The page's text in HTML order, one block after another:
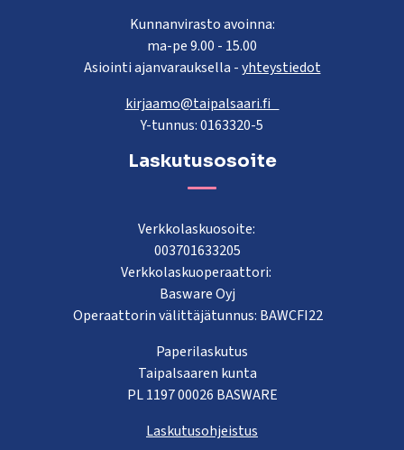
Kunnanvirasto avoinna:
ma-pe 9.00 - 15.00
Asiointi ajanvarauksella -yhteystiedot
kirjaamo@taipalsaari.fi
Y-tunnus: 0163320-5
Laskutusosoite
Verkkolaskuosoite:
003701633205
Verkkolaskuoperaattori:
Basware Oyj
Operaattorin välittäjätunnus: BAWCFI22
Paperilaskutus
Taipalsaaren kunta
PL 1197 00026 BASWARE
Laskutusohjeistus